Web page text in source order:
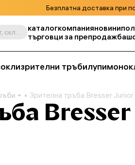
Безплатна доставка при
Търсене по продукт, складова единица, категория и т.н. каталогкомпанияновини
търговци за препродажба
зрителни тръбилупи
Зрителна тръба Bresser